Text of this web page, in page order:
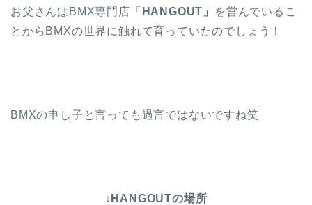
お父さんはBMX専門店「 HANGOUT」
を営んでいるこ
とからBMXの世界に触れて育っていたのでしょう！
BMXの申し子と言っても過言ではないですね笑
↓HANGOUTの場所